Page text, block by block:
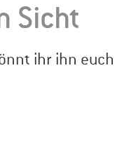
Sicht
ihr ihn euch